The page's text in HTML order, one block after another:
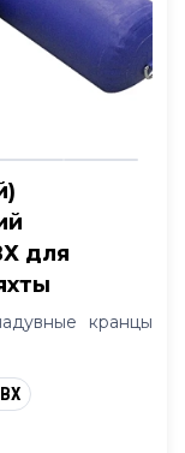
для
кранцы